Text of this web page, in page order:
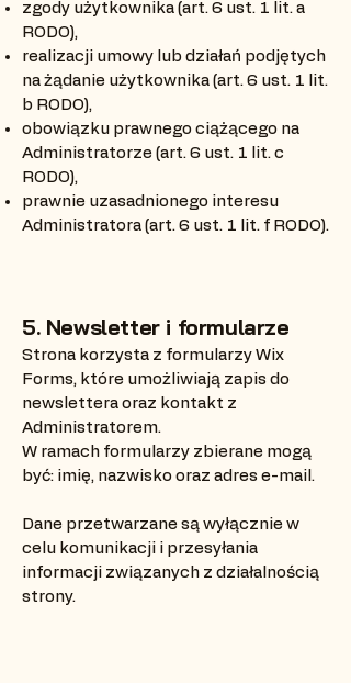
zgody użytkownika (art. 6 ust. 1 lit. a
RODO),
realizacji umowy lub działań podjętych
na żądanie użytkownika (art. 6 ust. 1 lit.
b RODO),
obowiązku prawnego ciążącego na
Administratorze (art. 6 ust. 1 lit. c
RODO),
prawnie uzasadnionego interesu
Administratora (art. 6 ust. 1 lit. f RODO).
5. Newsletter i formularze
Strona korzysta z formularzy Wix
Forms, które umożliwiają zapis do
newslettera oraz kontakt z
Administratorem.
W ramach formularzy zbierane mogą
być: imię, nazwisko oraz adres e-mail.
Dane przetwarzane są wyłącznie w
celu komunikacji i przesyłania
informacji związanych z działalnością
strony.